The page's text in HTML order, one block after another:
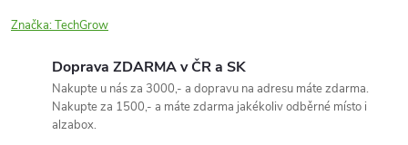
Značka:TechGrow
Doprava ZDARMA v ČR a SK
Nakupte u nás za 3000,- a dopravu na adresu máte zdarma.
Nakupte za 1500,- a máte zdarma jakékoliv odběrné místo i
alzabox.